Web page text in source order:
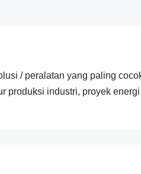
/ peralatan yang paling
produksi industri, proyek energi